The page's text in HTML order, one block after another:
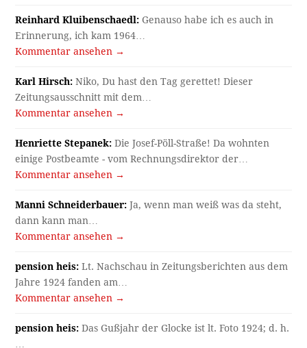
Reinhard Kluibenschaedl: Genauso habe ich es auch in
Erinnerung, ich kam 1964…
Kommentar ansehen →
Karl Hirsch: Niko, Du hast den Tag gerettet! Dieser
Zeitungsausschnitt mit dem…
Kommentar ansehen →
Henriette Stepanek: Die Josef-Pöll-Straße! Da wohnten
einige Postbeamte - vom Rechnungsdirektor der…
Kommentar ansehen →
Manni Schneiderbauer: Ja, wenn man weiß was da steht,
dann kann man…
Kommentar ansehen →
pension heis: Lt. Nachschau in Zeitungsberichten aus dem
Jahre 1924 fanden am…
Kommentar ansehen →
pension heis: Das Gußjahr der Glocke ist lt. Foto 1924; d. h.